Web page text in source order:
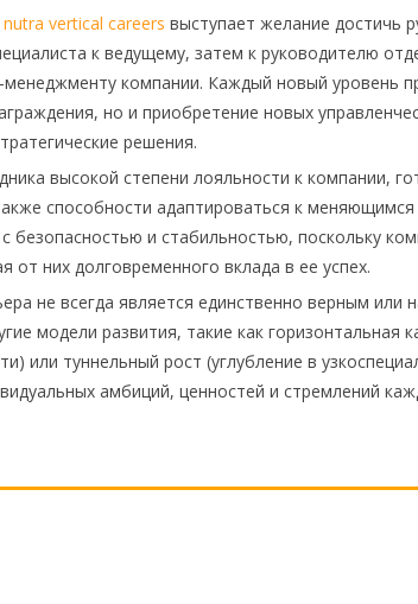
nutra vertical careers выступает желание достичь
к ведущему, затем к руководителю
компании. Каждый новый уровень
но и приобретение новых
решения.
высокой степени лояльности к компании,
способности адаптироваться к меняющимся
безопасностью и стабильностью, поскольку
от них долговременного вклада в ее успех.
не всегда является единственно верным или
модели развития, такие как горизонтальная
или туннельный рост (углубление в
амбиций, ценностей и стремлений